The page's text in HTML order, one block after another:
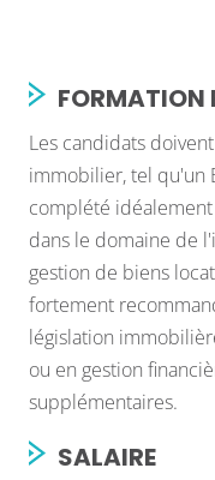
FORMATION
Les candidats
immobilier, tel qu'un
complété
dans le domaine de
gestion de biens
fortement
législation
ou en gestion
supplémentaires.
SALAIRE